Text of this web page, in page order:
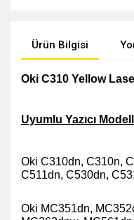
Ürün Bilgisi
Oki C310 Yellow
Uyumlu Yazıcı
Oki C310dn, C310n,
C511dn, C530dn,
Oki MC351dn,